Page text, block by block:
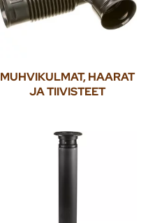
MUHVIKULMAT, HAARAT
JA TIIVISTEET